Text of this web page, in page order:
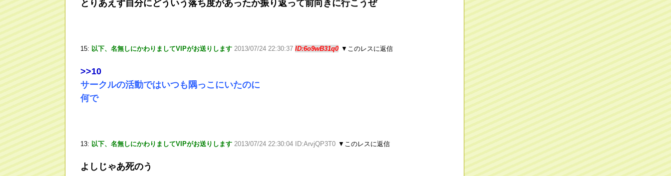
とりあえず自分にどういう落ち度があったか振り返って前向きに行こうぜ
15: 以下、名無しにかわりましてVIPがお送りします 2013/07/24 22:30:37 ID:6o9wB31q0 ▼このレスに返信
>>10
サークルの活動ではいつも隅っこにいたのに
何で
13: 以下、名無しにかわりましてVIPがお送りします 2013/07/24 22:30:04 ID:ArvjQP3T0 ▼このレスに返信
よしじゃあ死のう